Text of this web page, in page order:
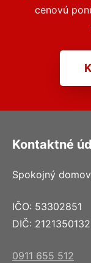
cenovú
Kontaktné
Spokojný
IČO: 53302851
DIČ: 2121350132
0911 655 512